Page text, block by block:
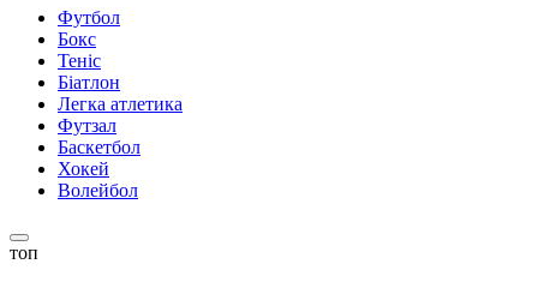
Футбол
Бокс
Теніс
Біатлон
Легка атлетика
Футзал
Баскетбол
Хокей
Волейбол
топ